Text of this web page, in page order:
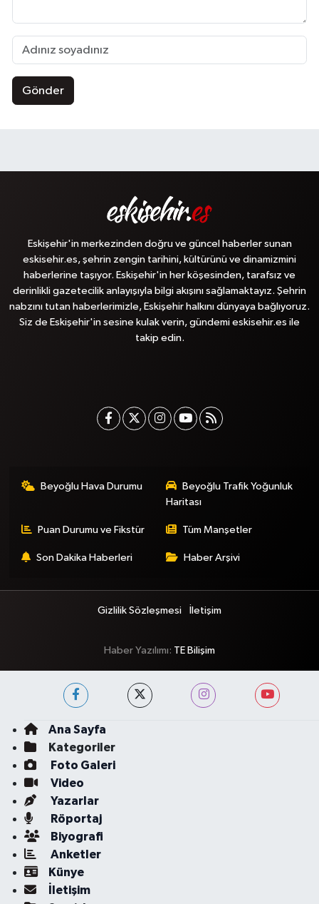
Gönder
Eskişehir'in merkezinden doğru ve güncel haberler sunan
eskisehir.es, şehrin zengin tarihini, kültürünü ve dinamizmini
haberlerine taşıyor. Eskişehir'in her köşesinden, tarafsız ve
derinlikli gazetecilik anlayışıyla bilgi akışını sağlamaktayız. Şehrin
nabzını tutan haberlerimizle, Eskişehir halkını dünyaya bağlıyoruz.
Siz de Eskişehir'in sesine kulak verin, gündemi eskisehir.es ile
takip edin.
Beyoğlu Hava Durumu
Beyoğlu Trafik Yoğunluk
Haritası
Puan Durumu ve Fikstür Tüm Manşetler
Son Dakika Haberleri Haber Arşivi
Gizlilik Sözleşmesi İletişim
Haber Yazılımı: TE Bilişim
Ana Sayfa
Kategoriler
Foto Galeri
Video
Yazarlar
Röportaj
Biyografi
Anketler
Künye
İletişim